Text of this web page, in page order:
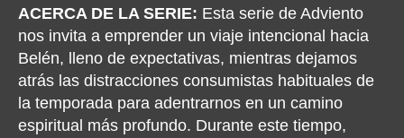
ACERCA DE LA SERIE: Esta serie de Adviento
nos invita a emprender un viaje intencional hacia
Belén, lleno de expectativas, mientras dejamos
atrás las distracciones consumistas habituales de
la temporada para adentrarnos en un camino
espiritual más profundo. Durante este tiempo,